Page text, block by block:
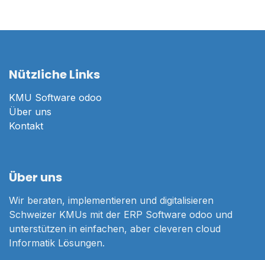
Nützliche Links
KMU Software odoo
Über uns
Kontakt
Über uns
Wir beraten, implementieren und digitalisieren
Schweizer KMUs mit der ERP Software odoo und
unterstützen in einfachen, aber cleveren cloud
Informatik Lösungen.